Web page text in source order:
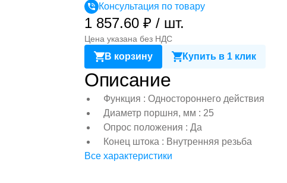
Консультация по товару
1 857.60 ₽ / шт.
Цена указана без НДС
В корзину Купить в 1 клик
Описание
Функция : Одностороннего действия
Диаметр поршня, мм : 25
Опрос положения : Да
Конец штока : Внутренняя резьба
Все характеристики